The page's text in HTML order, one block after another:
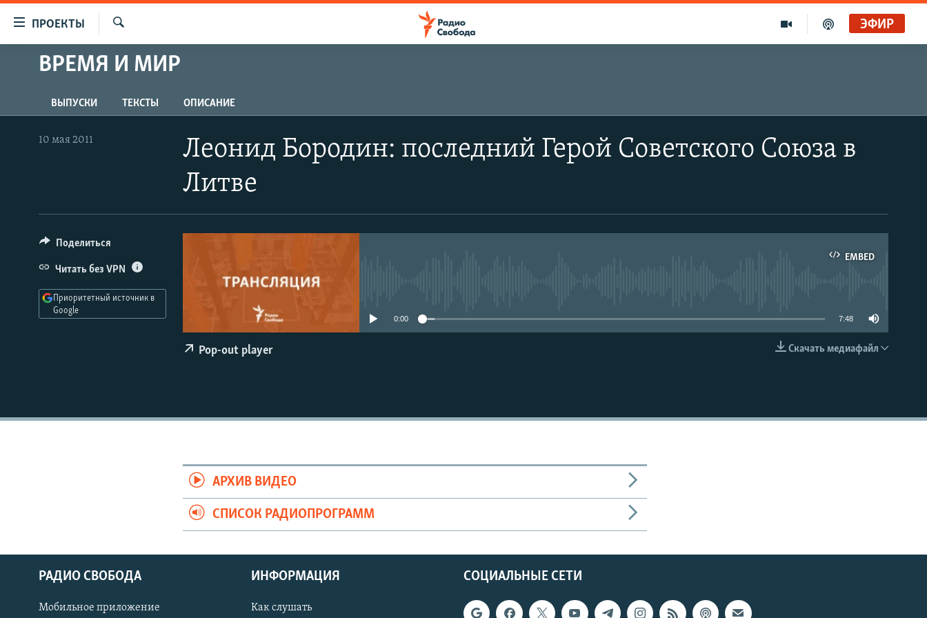
упрощенного
Вернуться
к
основному
Вернутся
ПРОЕКТЫ
ПРОГРАММЫ
АВТОРСКИЕ ПРОЕКТЫ
ЦИТАТЫ СВОБОДЫ
IDEL.РЕАЛИИ
КАВКАЗ.РЕАЛИИ
СЕВЕР.РЕАЛИИ
СИБИРЬ.РЕАЛИИ
РАСПИСАНИЕ ВЕЩАНИЯ
СОЦИАЛЬНЫЕ СЕТИ
ЭФИР
ВРЕМЯ И МИР
ВЫПУСКИ ТЕКСТЫ ОПИСАНИЕ
Леонид Бородин: последний Герой Советского Союза в
Литве
10 мая 2011
EMBED
EMBED
0:00 7:48
Скачать медиафайл
Pop-out player
Поделиться
Читать без VPN
Приоритетный источник в
Google
АРХИВ ВИДЕО
СПИСОК РАДИОПРОГРАММ
СОЦИАЛЬНЫЕ СЕТИ
РАДИО СВОБОДА
Мобильное приложение
ИНФОРМАЦИЯ
Как слушать